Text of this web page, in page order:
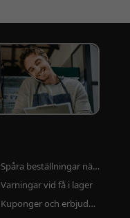
Spåra beställningar närsomhelst
Varningar vid få i lager
Kuponger och erbjudanden